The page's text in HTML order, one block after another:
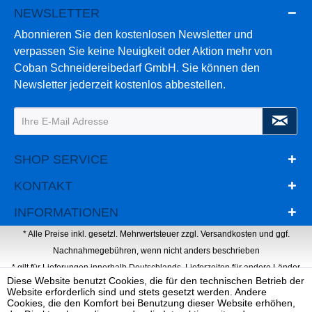
NEWSLETTER
Abonnieren Sie den kostenlosen Newsletter und
verpassen Sie keine Neuigkeit oder Aktion mehr von
Coban Schneidereibedarf GmbH. Sie können den
Newsletter jederzeit kostenlos abbestellen.
SHOP SERVICE
KONTAKT
INFORMATIONEN
* Alle Preise inkl. gesetzl. Mehrwertsteuer zzgl. Versandkosten und ggf.
Nachnahmegebühren, wenn nicht anders beschrieben
* gilt für Lieferungen innerhalb Deutschlands, Lieferzeiten für andere Länder
entnehmen Sie bitte der Schaltfläche mit den Versandinformationen
Webdesign, Programmierung & Marketing von Ihrer Werbeagentur Dietz
Diese Website benutzt Cookies, die für den technischen Betrieb der
Website erforderlich sind und stets gesetzt werden. Andere
Cookies, die den Komfort bei Benutzung dieser Website erhöhen,